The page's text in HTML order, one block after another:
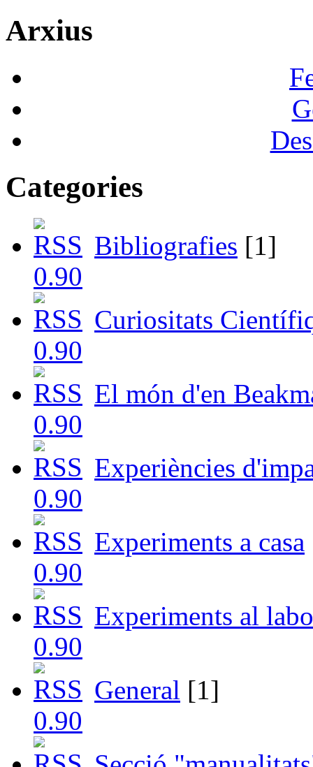
Arxius
Categories
Bibliografies [1]
Curiositats
El món d'en
Experiències
Experiments a casa
Experiments al
General [1]